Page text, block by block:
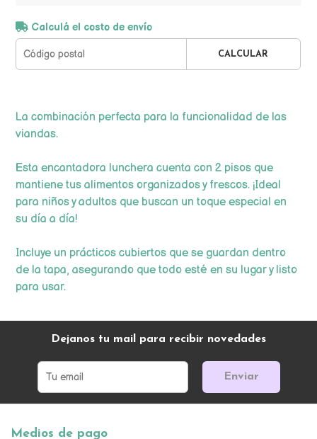
Calculá el costo de envío
CALCULAR
La combinación perfecta para la funcionalidad de las
viandas.
Esta encantadora lunchera cuenta con 2 pisos que
mantiene tus alimentos organizados y frescos. ¡Ideal
para niños y adultos que buscan un toque especial en
su día a día!
Incluye un prácticos cubiertos que se guardan dentro
de la tapa, asegurando que todo esté en su lugar y listo
para usar.
Dejanos tu mail para recibir novedades
Enviar
Medios de pago